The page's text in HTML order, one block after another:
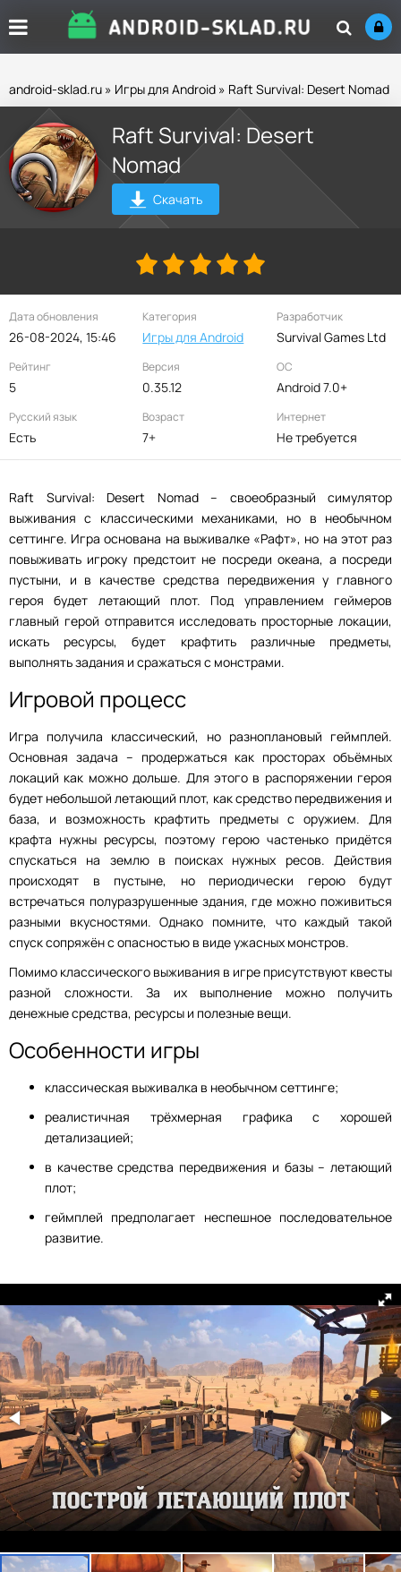
android-sklad.ru » Игры для Android » Raft Survival: Desert Nomad
Raft Survival: Desert
Nomad
Скачать
Дата обновления
26-08-2024, 15:46
Категория
Игры для Android
Разработчик
Survival Games Ltd
Рейтинг
5
Версия
0.35.12
ОС
Android 7.0+
Русский язык
Есть
Возраст
7+
Интернет
Не требуется
Raft Survival: Desert Nomad – своеобразный симулятор
выживания с классическими механиками, но в необычном
сеттинге. Игра основана на выживалке «Рафт», но на этот раз
повыживать игроку предстоит не посреди океана, а посреди
пустыни, и в качестве средства передвижения у главного
героя будет летающий плот. Под управлением геймеров
главный герой отправится исследовать просторные локации,
искать ресурсы, будет крафтить различные предметы,
выполнять задания и сражаться с монстрами.
Игровой процесс
Игра получила классический, но разноплановый геймплей.
Основная задача – продержаться как просторах объёмных
локаций как можно дольше. Для этого в распоряжении героя
будет небольшой летающий плот, как средство передвижения и
база, и возможность крафтить предметы с оружием. Для
крафта нужны ресурсы, поэтому герою частенько придётся
спускаться на землю в поисках нужных ресов. Действия
происходят в пустыне, но периодически герою будут
встречаться полуразрушенные здания, где можно поживиться
разными вкусностями. Однако помните, что каждый такой
спуск сопряжён с опасностью в виде ужасных монстров.
Помимо классического выживания в игре присутствуют квесты
разной сложности. За их выполнение можно получить
денежные средства, ресурсы и полезные вещи.
Особенности игры
классическая выживалка в необычном сеттинге;
реалистичная трёхмерная графика с хорошей
детализацией;
в качестве средства передвижения и базы – летающий
плот;
геймплей предполагает неспешное последовательное
развитие.